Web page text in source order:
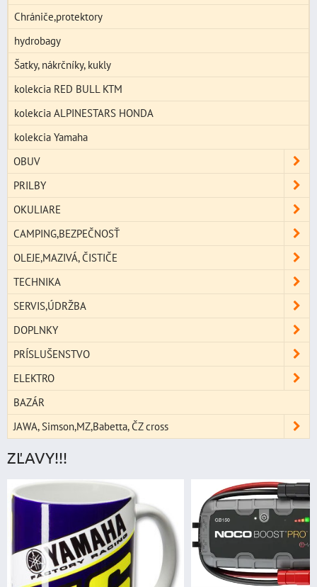
Chrániče,protektory
hydrobagy
Šatky, nákrčníky, kukly
kolekcia RED BULL KTM
kolekcia ALPINESTARS HONDA
kolekcia Yamaha
OBUV
PRILBY
OKULIARE
CAMPING,BEZPEČNOSŤ
OLEJE,MAZIVÁ, ČISTIČE
TECHNIKA
SERVIS,ÚDRŽBA
DOPLNKY
PRÍSLUŠENSTVO
ELEKTRO
BAZÁR
JAWA, Simson,MZ,Babetta, ČZ cross
ZĽAVY!!!